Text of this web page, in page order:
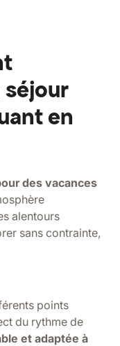
en
des vacances
alentours
sans contrainte,
points
du rythme de
et adaptée à